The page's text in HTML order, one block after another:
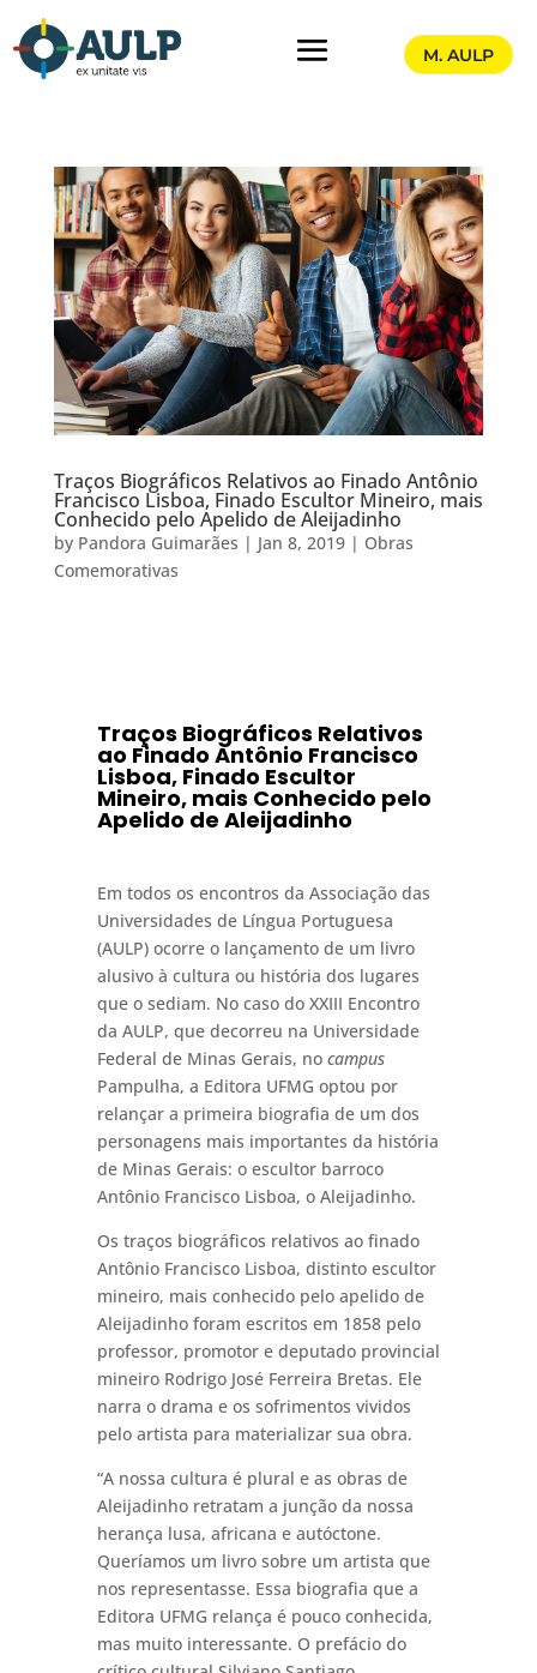
M. AULP
Traços Biográficos Relativos ao Finado Antônio
Francisco Lisboa, Finado Escultor Mineiro, mais
Conhecido pelo Apelido de Aleijadinho
by Pandora Guimarães | Jan 8, 2019| Obras
Comemorativas
Traços Biográficos Relativos
ao Finado Antônio Francisco
Lisboa, Finado Escultor
Mineiro, mais Conhecido pelo
Apelido de Aleijadinho
Em todos os encontros da Associação das
Universidades de Língua Portuguesa
(AULP) ocorre o lançamento de um livro
alusivo à cultura ou história dos lugares
que o sediam. No caso do XXIII Encontro
da AULP, que decorreu na Universidade
Federal de Minas Gerais, no campus
Pampulha, a Editora UFMG optou por
relançar a primeira biografia de um dos
personagens mais importantes da história
de Minas Gerais: o escultor barroco
Antônio Francisco Lisboa, o Aleijadinho.
Os traços biográficos relativos ao finado
Antônio Francisco Lisboa, distinto escultor
mineiro, mais conhecido pelo apelido de
Aleijadinho foram escritos em 1858 pelo
professor, promotor e deputado provincial
mineiro Rodrigo José Ferreira Bretas. Ele
narra o drama e os sofrimentos vividos
pelo artista para materializar sua obra.
“A nossa cultura é plural e as obras de
Aleijadinho retratam a junção da nossa
herança lusa, africana e autóctone.
Queríamos um livro sobre um artista que
nos representasse. Essa biografia que a
Editora UFMG relança é pouco conhecida,
mas muito interessante. O prefácio do